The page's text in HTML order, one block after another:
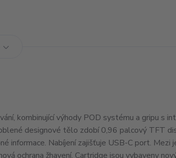
kombinující výhody POD systému a gripu s
designové tělo zdobí 0,96 palcový TFT
informace. Nabíjení zajišťuje USB-C port. Mezi
ochrana žhavení. Cartridge jsou vybaveny